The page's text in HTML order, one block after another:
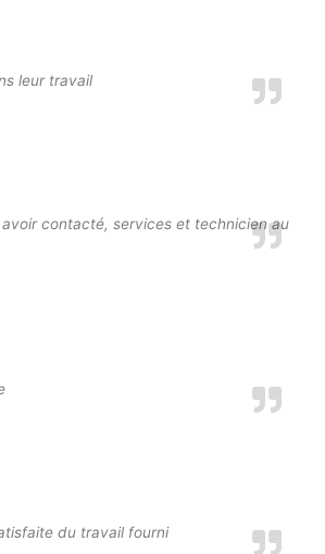
leur travail
contacté, services et technicien au
du travail fourni